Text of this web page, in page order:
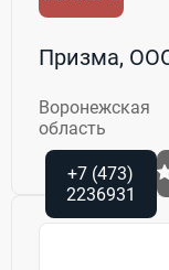
Призма,
Воронежская
область
+7 (473)
2236931